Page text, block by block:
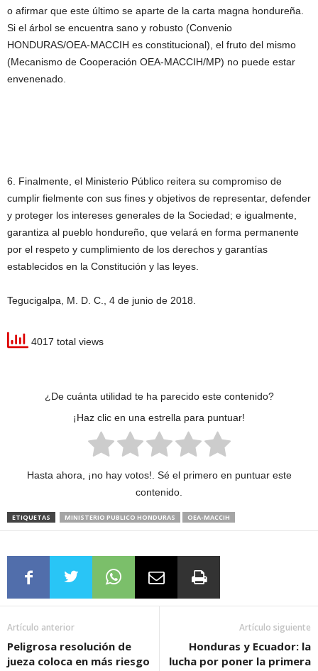
o afirmar que este último se aparte de la carta magna hondureña.
Si el árbol se encuentra sano y robusto (Convenio
HONDURAS/OEA-MACCIH es constitucional), el fruto del mismo
(Mecanismo de Cooperación OEA-MACCIH/MP) no puede estar
envenenado.
6. Finalmente, el Ministerio Público reitera su compromiso de
cumplir fielmente con sus fines y objetivos de representar, defender
y proteger los intereses generales de la Sociedad; e igualmente,
garantiza al pueblo hondureño, que velará en forma permanente
por el respeto y cumplimiento de los derechos y garantías
establecidos en la Constitución y las leyes.
Tegucigalpa, M. D. C., 4 de junio de 2018.
4017 total views
¿De cuánta utilidad te ha parecido este contenido?
¡Haz clic en una estrella para puntuar!
Hasta ahora, ¡no hay votos!. Sé el primero en puntuar este
contenido.
ETIQUETAS MINISTERIO PUBLICO HONDURAS OEA-MACCIH
Artículo anterior
Peligrosa resolución de
jueza coloca en más riesgo
Artículo siguiente
Honduras y Ecuador: la
lucha por poner la primera